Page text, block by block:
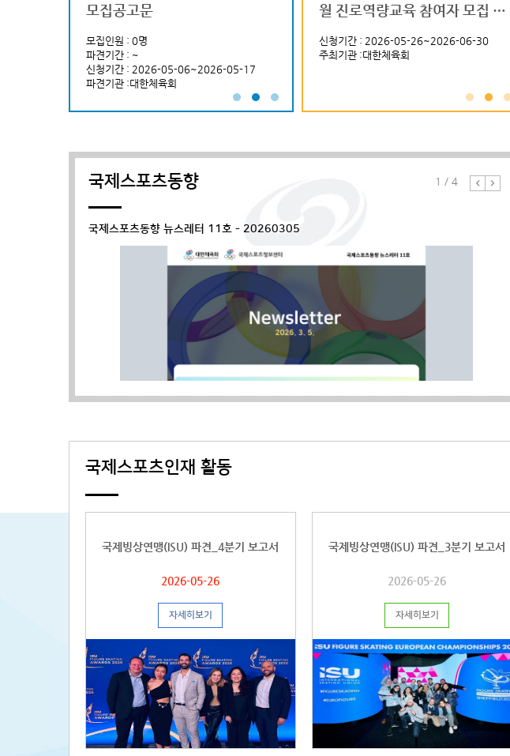
모집공고문
모집인원 : 0명
파견기간 : ~
신청기간 : 2026-05-06~2026-05-17
파견기관 :대한체육회
직 직원 공개 채용 (국제부)
모집인원 : 0명
파견기간 : ~
대회
모집인원 :
신청기
파견기
회조직위
04-30~2026-05-17
(FISU) 아카데미 코리아 참가자
신청기간 : 2026-06-09~2026-06-18
주최기관 :국제대학스포츠연맹(FISU) 학생대
사 등
월 진로역량교육 참여자 모집 안
신청기간 : 2026-05-26~2026-06-30
주최기관 :대한체육회
(FISU) 학생대사 양성 프로그램 츠정보센터라는 이름으로
국제스포츠인재풀이 국제스포츠정
많은 여러분의 관심과 이용 바랍니
랍니다...
국제스포츠동향 1 /4
국제스포츠동향 뉴스레터 11호 - 20260305
국제스포츠인재 활동
국제빙상연맹(ISU) 파견_4분기 보고서
2026-05-26
자세히보기
국제빙상연맹(ISU) 파견_3분기 보고서
2026-05-26
자세히보기